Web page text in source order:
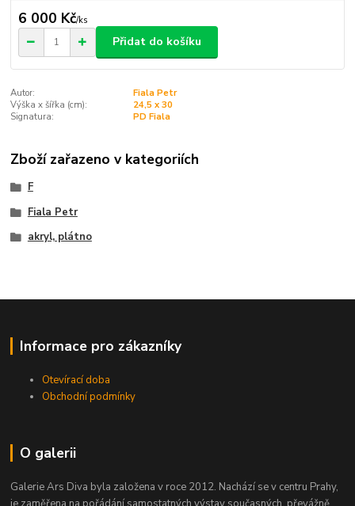
6 000 Kč/ks
Přidat do košíku
Autor:
Fiala Petr
Výška x šířka (cm):
24,5 x 30
Signatura:
PD Fiala
Zboží zařazeno v kategoriích
F
Fiala Petr
akryl, plátno
Informace pro zákazníky
Otevírací doba
Obchodní podmínky
O galerii
Galerie Ars Diva byla založena v roce 2012. Nachází se v centru Prahy,